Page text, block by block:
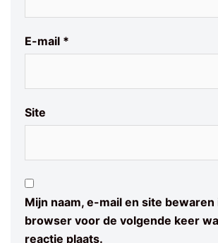
E-mail *
Site
Mijn naam, e-mail en site bewaren
browser voor de volgende keer
reactie plaats.